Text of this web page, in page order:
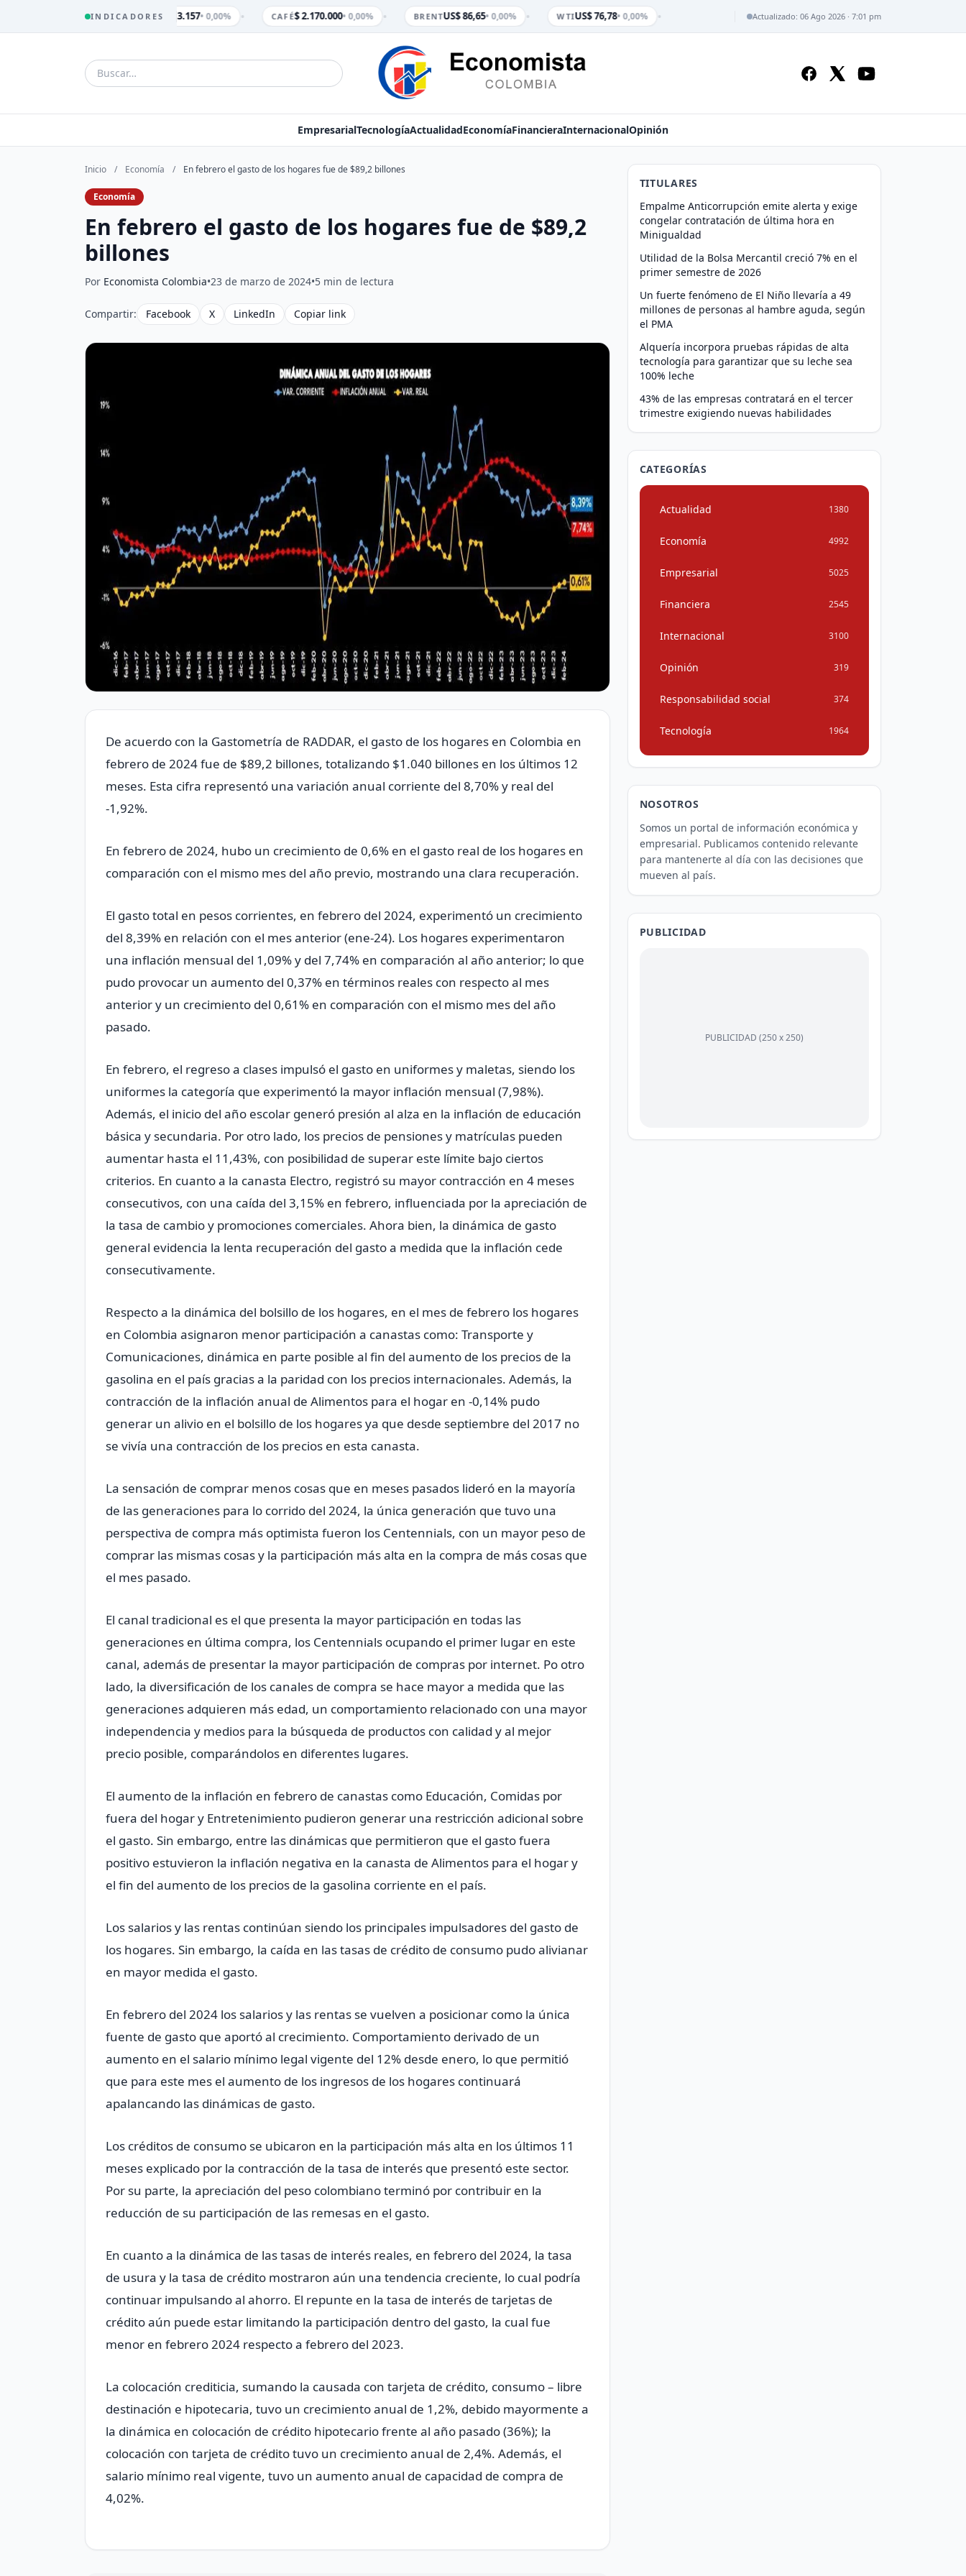
INDICADORES
TRM $ 3.157• 0,00% CAFÉ$ 2.170.000• 0,00% BRENTUS$ 86,65• 0,00% WTIUS$ 76,78• 0,00% Actualizado: 06 Ago 2026 · 7:01 pm
EmpresarialTecnologíaActualidadEconomíaFinancieraInternacionalOpinión
Inicio / Economía / En febrero el gasto de los hogares fue de $89,2 billones
Economía
En febrero el gasto de los hogares fue de $89,2
billones
Por Economista Colombia•23 de marzo de 2024•5 min de lectura
Compartir: Facebook X LinkedIn Copiar link
De acuerdo con la Gastometría de RADDAR, el gasto de los hogares en Colombia en
febrero de 2024 fue de $89,2 billones, totalizando $1.040 billones en los últimos 12
meses. Esta cifra representó una variación anual corriente del 8,70% y real del
-1,92%.
En febrero de 2024, hubo un crecimiento de 0,6% en el gasto real de los hogares en
comparación con el mismo mes del año previo, mostrando una clara recuperación.
El gasto total en pesos corrientes, en febrero del 2024, experimentó un crecimiento
del 8,39% en relación con el mes anterior (ene-24). Los hogares experimentaron
una inflación mensual del 1,09% y del 7,74% en comparación al año anterior; lo que
pudo provocar un aumento del 0,37% en términos reales con respecto al mes
anterior y un crecimiento del 0,61% en comparación con el mismo mes del año
pasado.
En febrero, el regreso a clases impulsó el gasto en uniformes y maletas, siendo los
uniformes la categoría que experimentó la mayor inflación mensual (7,98%).
Además, el inicio del año escolar generó presión al alza en la inflación de educación
básica y secundaria. Por otro lado, los precios de pensiones y matrículas pueden
aumentar hasta el 11,43%, con posibilidad de superar este límite bajo ciertos
criterios. En cuanto a la canasta Electro, registró su mayor contracción en 4 meses
consecutivos, con una caída del 3,15% en febrero, influenciada por la apreciación de
la tasa de cambio y promociones comerciales. Ahora bien, la dinámica de gasto
general evidencia la lenta recuperación del gasto a medida que la inflación cede
consecutivamente.
Respecto a la dinámica del bolsillo de los hogares, en el mes de febrero los hogares
en Colombia asignaron menor participación a canastas como: Transporte y
Comunicaciones, dinámica en parte posible al fin del aumento de los precios de la
gasolina en el país gracias a la paridad con los precios internacionales. Además, la
contracción de la inflación anual de Alimentos para el hogar en -0,14% pudo
generar un alivio en el bolsillo de los hogares ya que desde septiembre del 2017 no
se vivía una contracción de los precios en esta canasta.
La sensación de comprar menos cosas que en meses pasados lideró en la mayoría
de las generaciones para lo corrido del 2024, la única generación que tuvo una
perspectiva de compra más optimista fueron los Centennials, con un mayor peso de
comprar las mismas cosas y la participación más alta en la compra de más cosas que
el mes pasado.
El canal tradicional es el que presenta la mayor participación en todas las
generaciones en última compra, los Centennials ocupando el primer lugar en este
canal, además de presentar la mayor participación de compras por internet. Po otro
lado, la diversificación de los canales de compra se hace mayor a medida que las
generaciones adquieren más edad, un comportamiento relacionado con una mayor
independencia y medios para la búsqueda de productos con calidad y al mejor
precio posible, comparándolos en diferentes lugares.
El aumento de la inflación en febrero de canastas como Educación, Comidas por
fuera del hogar y Entretenimiento pudieron generar una restricción adicional sobre
el gasto. Sin embargo, entre las dinámicas que permitieron que el gasto fuera
positivo estuvieron la inflación negativa en la canasta de Alimentos para el hogar y
el fin del aumento de los precios de la gasolina corriente en el país.
Los salarios y las rentas continúan siendo los principales impulsadores del gasto de
los hogares. Sin embargo, la caída en las tasas de crédito de consumo pudo alivianar
en mayor medida el gasto.
En febrero del 2024 los salarios y las rentas se vuelven a posicionar como la única
fuente de gasto que aportó al crecimiento. Comportamiento derivado de un
aumento en el salario mínimo legal vigente del 12% desde enero, lo que permitió
que para este mes el aumento de los ingresos de los hogares continuará
apalancando las dinámicas de gasto.
Los créditos de consumo se ubicaron en la participación más alta en los últimos 11
meses explicado por la contracción de la tasa de interés que presentó este sector.
Por su parte, la apreciación del peso colombiano terminó por contribuir en la
reducción de su participación de las remesas en el gasto.
En cuanto a la dinámica de las tasas de interés reales, en febrero del 2024, la tasa
de usura y la tasa de crédito mostraron aún una tendencia creciente, lo cual podría
continuar impulsando al ahorro. El repunte en la tasa de interés de tarjetas de
crédito aún puede estar limitando la participación dentro del gasto, la cual fue
menor en febrero 2024 respecto a febrero del 2023.
La colocación crediticia, sumando la causada con tarjeta de crédito, consumo – libre
destinación e hipotecaria, tuvo un crecimiento anual de 1,2%, debido mayormente a
la dinámica en colocación de crédito hipotecario frente al año pasado (36%); la
colocación con tarjeta de crédito tuvo un crecimiento anual de 2,4%. Además, el
salario mínimo real vigente, tuvo un aumento anual de capacidad de compra de
4,02%.
TITULARES
Empalme Anticorrupción emite alerta y exige
congelar contratación de última hora en
Minigualdad
Utilidad de la Bolsa Mercantil creció 7% en el
primer semestre de 2026
Un fuerte fenómeno de El Niño llevaría a 49
millones de personas al hambre aguda, según
el PMA
Alquería incorpora pruebas rápidas de alta
tecnología para garantizar que su leche sea
100% leche
43% de las empresas contratará en el tercer
trimestre exigiendo nuevas habilidades
CATEGORÍAS
Actualidad 1380
Economía 4992
Empresarial 5025
Financiera 2545
Internacional 3100
Opinión 319
Responsabilidad social 374
Tecnología 1964
NOSOTROS
Somos un portal de información económica y
empresarial. Publicamos contenido relevante
para mantenerte al día con las decisiones que
mueven al país.
PUBLICIDAD
PUBLICIDAD (250 x 250)